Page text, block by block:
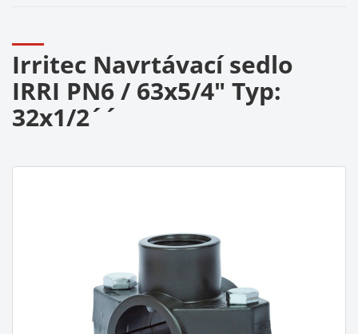
Irritec Navrtávací sedlo
IRRI PN6 / 63x5/4" Typ:
32x1/2´´